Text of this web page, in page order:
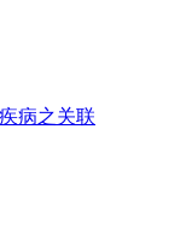
病之关联